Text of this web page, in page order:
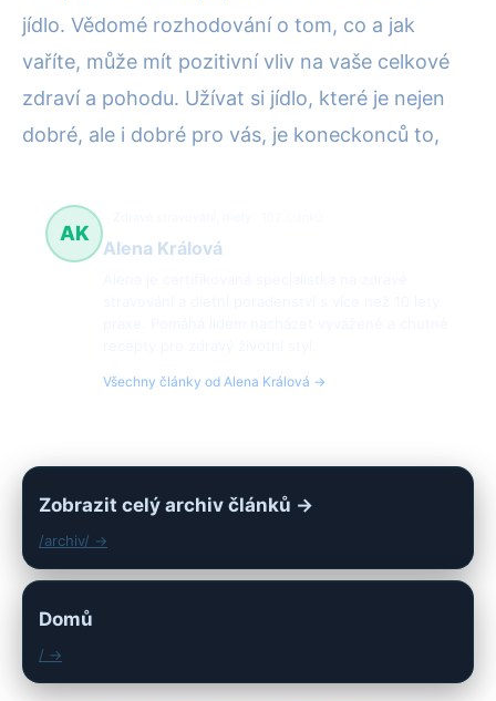
jídlo. Vědomé rozhodování o tom, co a jak
vaříte, může mít pozitivní vliv na vaše celkové
zdraví a pohodu. Užívat si jídlo, které je nejen
dobré, ale i dobré pro vás, je koneckonců to,
AK
Alena Králová
Všechny články od Alena Králová →
Zobrazit celý archiv článků →
/archiv/ →
Domů
/ →